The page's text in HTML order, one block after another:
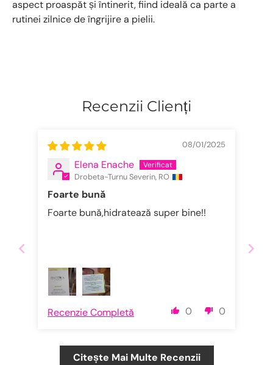
aspect proaspăt și întinerit, fiind ideală ca parte a
rutinei zilnice de îngrijire a pielii.
Recenzii Clienți
08/01/2025
Elena Enache
Drobeta-Turnu Severin, RO
Foarte bună
Foarte bună,hidratează super bine!!
0 0
Recenzie Completă
Citește Mai Multe Recenzii